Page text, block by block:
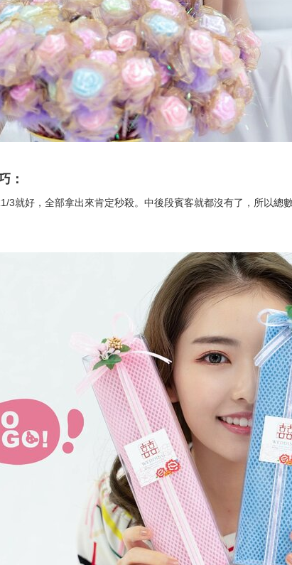
：
3就好，全部拿出來肯定秒殺。中後段賓客就都沒有了，所以總